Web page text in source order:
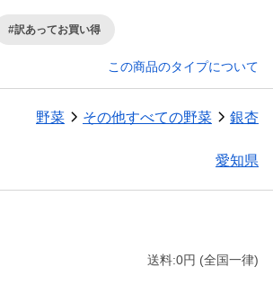
#訳あってお買い得
この商品のタイプについて
野菜 その他すべての野菜 銀杏
愛知県
送料:0円 (全国一律)